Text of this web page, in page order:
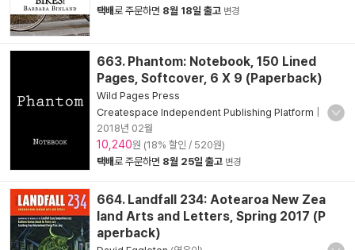
택배로 주문하면 8월 18일 출고 변경
663. Phantom: Notebook, 150 Lined
Pages, Softcover, 6 X 9 (Paperback)
Wild Pages Press
Createspace Independent Publishing Platform
2018년 02월
10,240원 (18% 할인 / 520원)
택배로 주문하면 8월 25일 출고 변경
664. Landfall 234: Aotearoa New Zea
land Arts and Letters, Spring 2017 (P
aperback)